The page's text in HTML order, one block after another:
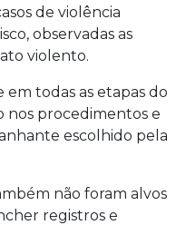
de violência
observadas as
violento.
todas as etapas do
nos procedimentos e
escolhido pela
não foram alvos
registros e